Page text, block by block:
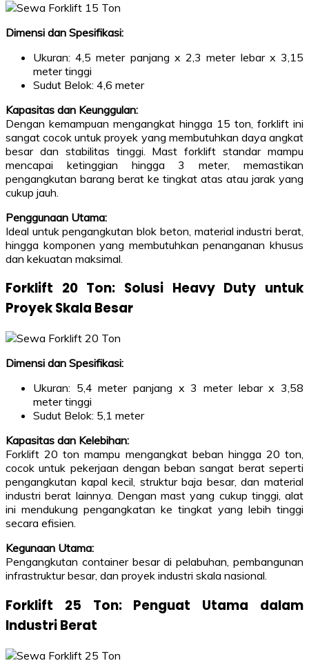
Dimensi dan Spesifikasi:
Ukuran: 4,5 meter panjang x 2,3 meter lebar x 3,15
meter tinggi
Sudut Belok: 4,6 meter
Kapasitas dan Keunggulan:
Dengan kemampuan mengangkat hingga 15 ton, forklift ini
sangat cocok untuk proyek yang membutuhkan daya angkat
besar dan stabilitas tinggi. Mast forklift standar mampu
mencapai ketinggian hingga 3 meter, memastikan
pengangkutan barang berat ke tingkat atas atau jarak yang
cukup jauh.
Penggunaan Utama:
Ideal untuk pengangkutan blok beton, material industri berat,
hingga komponen yang membutuhkan penanganan khusus
dan kekuatan maksimal.
Forklift 20 Ton: Solusi Heavy Duty untuk
Proyek Skala Besar
Dimensi dan Spesifikasi:
Ukuran: 5,4 meter panjang x 3 meter lebar x 3,58
meter tinggi
Sudut Belok: 5,1 meter
Kapasitas dan Kelebihan:
Forklift 20 ton mampu mengangkat beban hingga 20 ton,
cocok untuk pekerjaan dengan beban sangat berat seperti
pengangkutan kapal kecil, struktur baja besar, dan material
industri berat lainnya. Dengan mast yang cukup tinggi, alat
ini mendukung pengangkatan ke tingkat yang lebih tinggi
secara efisien.
Kegunaan Utama:
Pengangkutan container besar di pelabuhan, pembangunan
infrastruktur besar, dan proyek industri skala nasional.
Forklift 25 Ton: Penguat Utama dalam
Industri Berat